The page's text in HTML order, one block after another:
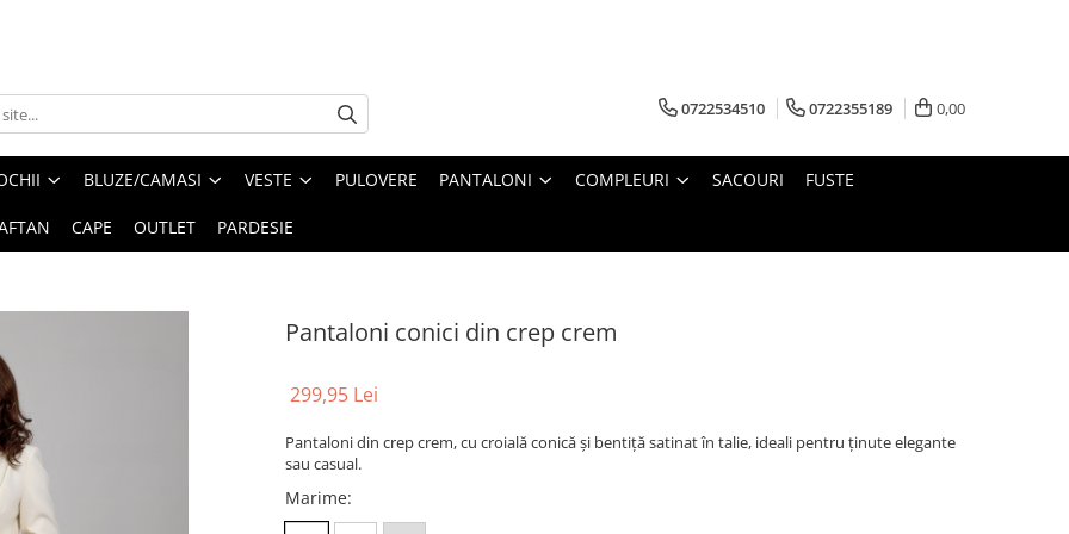
0722534510 0722355189 0,00
BLUZE/CAMASI VESTE PULOVERE PANTALONI COMPLEURI SACOURI FUSTE
CAPE OUTLET PARDESIE
Pantaloni conici din crep crem
299,95 Lei
Pantaloni din crep crem, cu croială conică și bentiță satinat în talie, ideali pentru ținute elegante
sau casual.
Marime: